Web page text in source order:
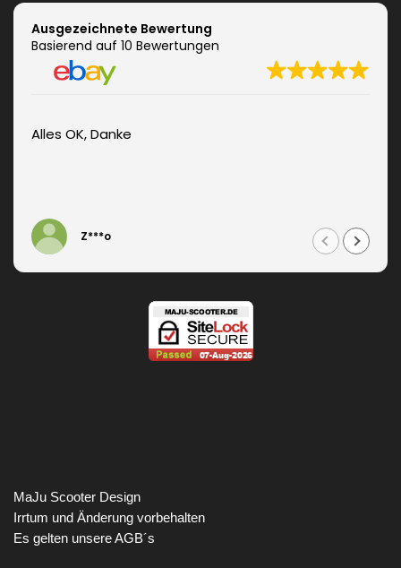
Ausgezeichnete Bewertung
Basierend auf 10 Bewertungen
Alles OK, Danke
Z***o
MaJu Scooter Design
Irrtum und Änderung vorbehalten
Es gelten unsere AGB´s